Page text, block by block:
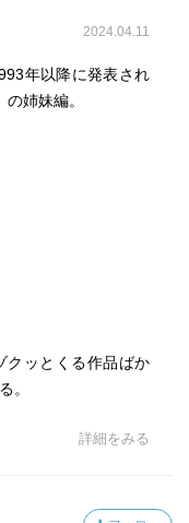
感じた。
レゼントとして贈
るーーという不吉
話。幻想怪奇小説
面白みが全く分か
り込もうとする亡
るが、実は夫も昭
間を飛び越えて現実
で、これを文章で
いたのかと言えば
2024.04.11
年以降に発表され
姉妹編。
クッとくる作品ばか
。
詳細をみる